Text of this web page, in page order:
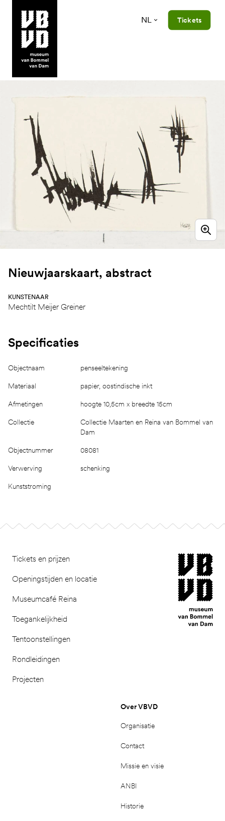
museum van Bommel van Dam
NL Tickets
Nieuwjaarskaart, abstract
KUNSTENAAR
Mechtilt Meijer Greiner
Specificaties
Objectnaam penseeltekening
Materiaal papier, oostindische inkt
Afmetingen hoogte 10,5cm x breedte 15cm
Collectie
Collectie Maarten en Reina van Bommel van
Dam
Objectnummer 08081
Verwerving schenking
Kunststroming
Tickets en prijzen
Openingstijden en locatie
Museumcafé Reina
Toegankelijkheid
Tentoonstellingen
Rondleidingen
Projecten
museum van
Over VBVD
Organisatie
Contact
Missie en visie
ANBI
Historie